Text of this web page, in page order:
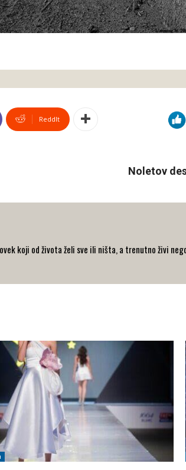
ReddIt
Noletov
koji od života želi sve ili ništa, a trenutno živi